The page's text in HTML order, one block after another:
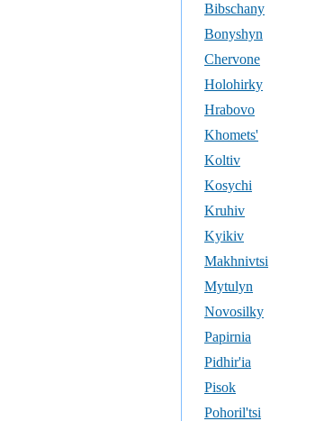
Bibschany
Bonyshyn
Chervone
Holohirky
Hrabovo
Khomets'
Koltiv
Kosychi
Kruhiv
Kyikiv
Makhnivtsi
Mytulyn
Novosilky
Papirnia
Pidhir'ia
Pisok
Pohoril'tsi